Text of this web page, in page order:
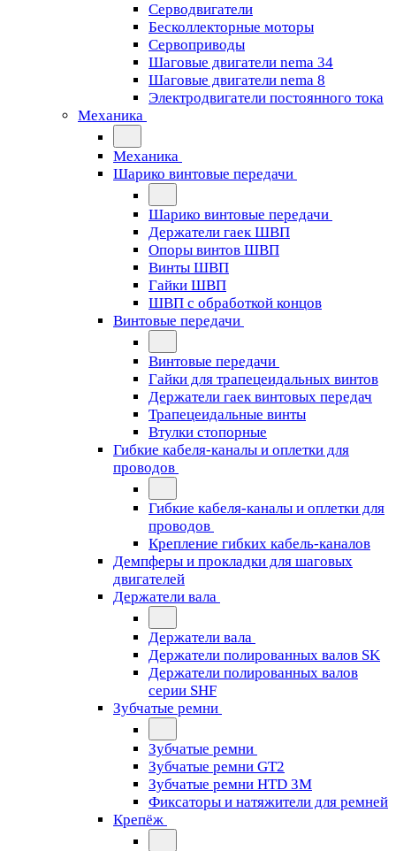
Cерводвигатели
Бесколлекторные моторы
Сервоприводы
Шаговые двигатели nema 34
Шаговые двигатели nema 8
Электродвигатели постоянного тока
Механика
Механика
Шарико винтовые передачи
Шарико винтовые передачи
Держатели гаек ШВП
Опоры винтов ШВП
Винты ШВП
Гайки ШВП
ШВП с обработкой концов
Винтовые передачи
Винтовые передачи
Гайки для трапецеидальных винтов
Держатели гаек винтовых передач
Трапецеидальные винты
Втулки стопорные
Гибкие кабеля-каналы и оплетки для
проводов
Гибкие кабеля-каналы и оплетки для
проводов
Крепление гибких кабель-каналов
Демпферы и прокладки для шаговых
двигателей
Держатели вала
Держатели вала
Держатели полированных валов SK
Держатели полированных валов
серии SHF
Зубчатые ремни
Зубчатые ремни
Зубчатые ремни GT2
Зубчатые ремни HTD 3M
Фиксаторы и натяжители для ремней
Крепёж